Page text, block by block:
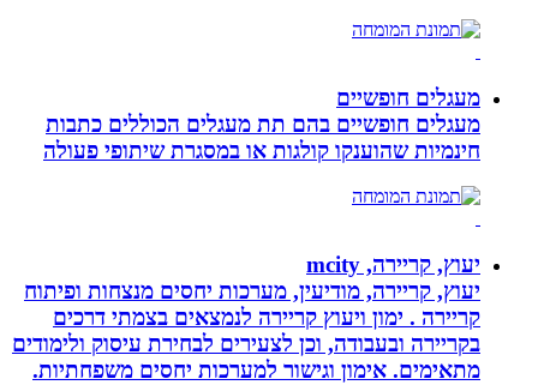
מעגלים חופשיים
מעגלים חופשיים בהם תת מעגלים הכוללים כתבות
חינמיות שהוענקו קולגות או במסגרת שיתופי פעולה
יעוץ, קריירה, mcity
יעוץ, קריירה, מודיעין, מערכות יחסים מנצחות ופיתוח
קריירה . ימון ויעוץ קריירה לנמצאים בצמתי דרכים
בקריירה ובעבודה, וכן לצעירים לבחירת עיסוק ולימודים
מתאימים. אימון וגישור למערכות יחסים משפחתיות.